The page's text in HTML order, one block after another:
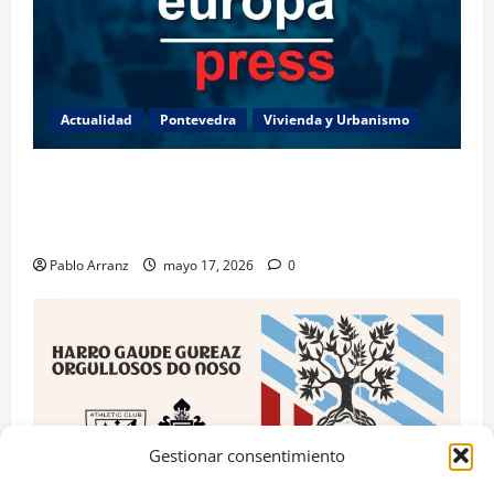
Gestionar consentimiento
Actualidad Pontevedra Vivienda y Urbanismo
Pablo Arranz mayo 17, 2026 0